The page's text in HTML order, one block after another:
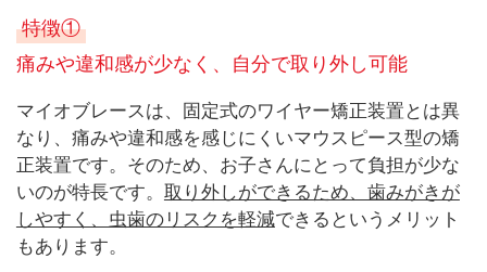
特徴①
痛みや違和感が少なく、自分で取り外し可能
マイオブレースは、固定式のワイヤー矯正装置とは異
なり、痛みや違和感を感じにくいマウスピース型の矯
正装置です。そのため、お子さんにとって負担が少な
いのが特長です。 取り外しができるため、歯みがきが
しやすく、虫歯のリスクを軽減できるというメリット
もあります。